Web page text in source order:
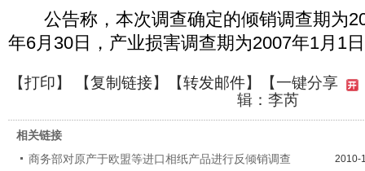
公告称，本次调查确定的倾销调查期为
年6月30日，产业损害调查期为2007年1月1
【打印】 【复制链接】【转发邮件】
【一键分享
辑：李芮
相关链接
商务部对原产于欧盟等进口相纸产品进行反倾销调查
2010-